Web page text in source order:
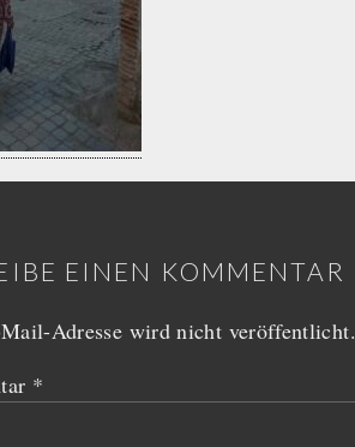
EINEN KOMMENTAR
Adresse wird nicht veröffentlicht.
*